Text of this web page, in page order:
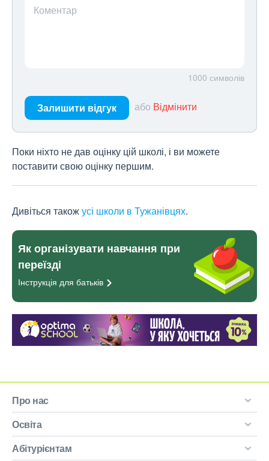
Коментар
1000 символів
Залишити відгук або Відмінити
Поки ніхто не дав оцінку цій школі, і ви можете
поставити свою оцінку першим.
Дивіться такожусі школи в Тужанівцях.
Як організувати навчання при
переїзді
Інструкція для батьків
Про нас
Освіта
Абітурієнтам